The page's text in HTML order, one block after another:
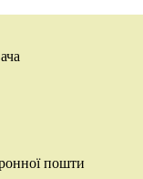
пошти